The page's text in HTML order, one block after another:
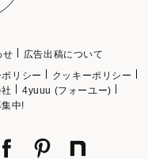
せ
広告出稿について
リシー
クッキーポリシー
4yuuu (フォーユー)
中!